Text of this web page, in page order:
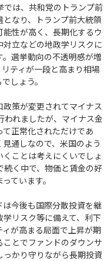
は、共和党のトランプ前
なり、トランプ前大統領
性が高く、長期化するウ
立などの地政学リスクに
選挙動向の不透明感が増
ティが一段と高まり相場
しょう。
策が変更されてマイナス
れましたが、マイナス金
正常化されただけであ
通しなので、米国のよう
ことは考えにくいでしょ
続く中で、物価と賃金の好
ています。
今後も国際分散投資を継
リスク等に備えて、利下
が高まる局面で上昇が期
とでファンドのダウンサ
かり守りながら長期投資